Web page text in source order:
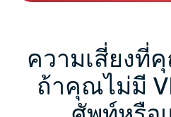
ความเสี่ยงที่
ถ้าคุณไม่มี